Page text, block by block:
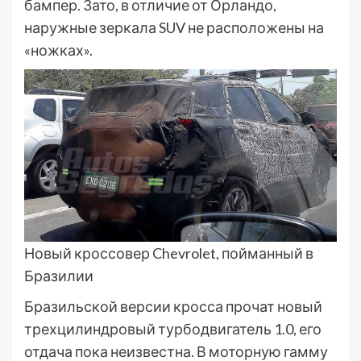
бампер. Зато, в отличие от Орландо,
наружные зеркала SUV не расположены на
«ножках».
Новый кроссовер Chevrolet, пойманный в
Бразилии
Бразильской версии кросса прочат новый
трехцилиндровый турбодвигатель 1.0, его
отдача пока неизвестна. В моторную гамму